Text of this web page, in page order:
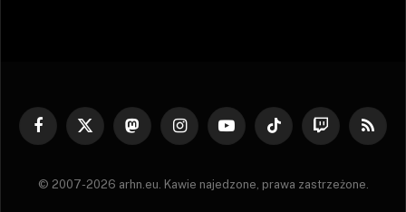
Facebook
X
MastodonInstagramYouTubeTikTok Twitch RSS
© 2007-2026 arhn.eu. Kawie najedzone, prawa zastrzeżone.